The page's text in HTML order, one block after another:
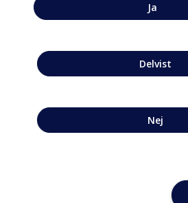
Ja
Delvist
Nej